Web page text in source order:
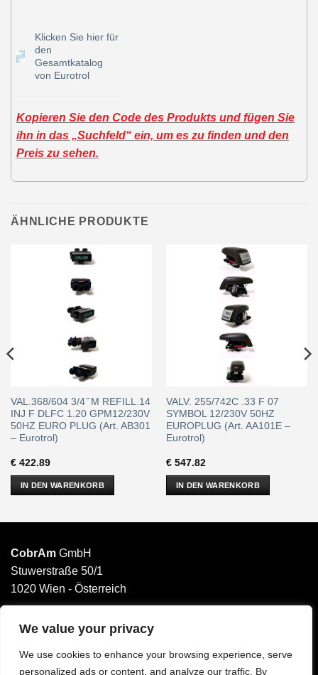
We value your privacy
We use cookies to enhance your browsing experience, serve
personalized ads or content, and analyze our traffic. By
Klicken Sie hier für
den
Gesamtkatalog
von Eurotrol
Kopieren Sie den Code des Produkts und fügen Sie
ihn in das „Suchfeld“ ein, um es zu finden und den
Preis zu sehen.
ÄHNLICHE PRODUKTE
VAL.368/604 3/4 ̋ M REFILL.14
INJ F DLFC 1.20 GPM12/230V
50HZ EURO PLUG (Art. AB301
– Eurotrol)
€422.89
IN DEN WARENKORB
VALV. 255/742C .33 F 07
SYMBOL 12/230V 50HZ
EUROPLUG (Art. AA101E –
Eurotrol)
€547.82
IN DEN WARENKORB
CobrAm GmbH
Stuwerstraße 50/1
1020 Wien - Österreich
______________________
Email: office@cobram.gmbh
Impressum